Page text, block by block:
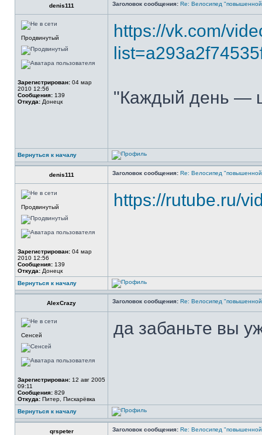
denis111 Заголовок сообщения: Re: Велосипед
Продвинутый
Зарегистрирован: 04 мар
2010 12:56
Сообщения: 139
Откуда: Донецк
https://vk.com/
"Каждый день —
Вернуться к началу
denis111 Заголовок сообщения: Re: Велосипед
Продвинутый
Зарегистрирован: 04 мар
2010 12:56
Сообщения: 139
Откуда: Донецк
https://rutube.ru/
Вернуться к началу
AlexCrazy Заголовок сообщения: Re: Велосипед
Сенсей
Зарегистрирован: 12 авг 2005
09:11
Сообщения: 829
Откуда: Питер, Пискарёвка
да забаньте вы
Вернуться к началу
qrspeter Заголовок сообщения: Re: Велосипед